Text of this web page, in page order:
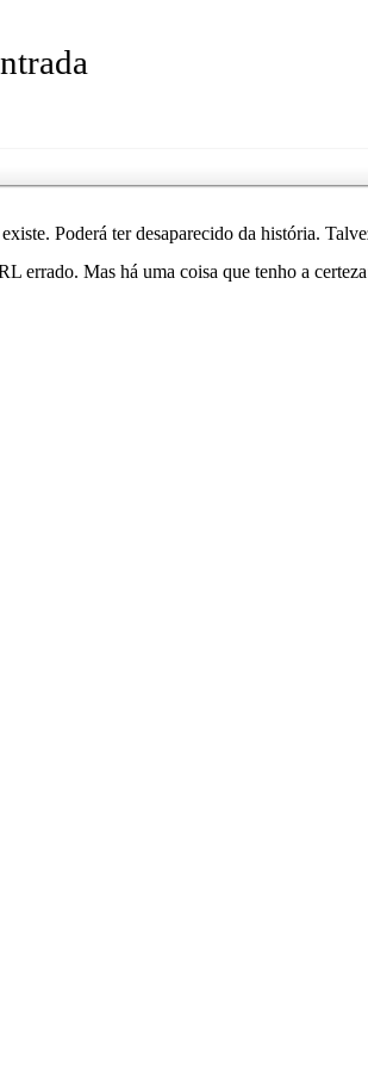
Poderá ter desaparecido da história.
errado. Mas há uma coisa que tenho a